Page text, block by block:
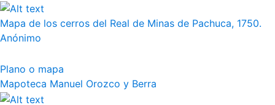
Mapa de los cerros del Real de Minas de Pachuca, 1750.
Anónimo
Plano o mapa
Mapoteca Manuel Orozco y Berra